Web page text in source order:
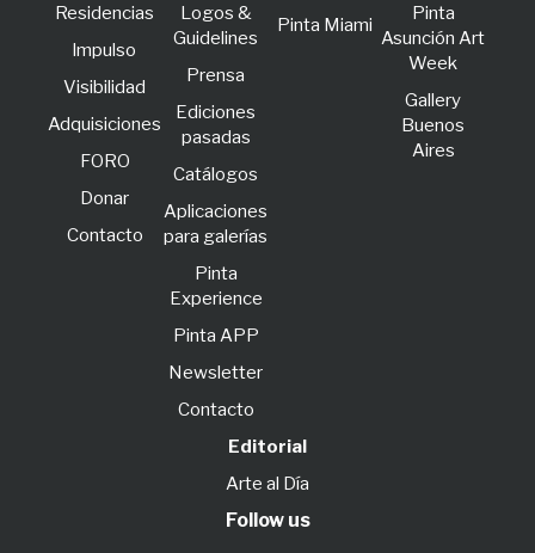
Residencias
lmpulso
Visibilidad
Adquisiciones
FORO
Donar
Contacto
Logos &
Guidelines
Prensa
Ediciones
pasadas
Catálogos
Aplicaciones
para galerías
Pinta
Experience
Pinta APP
Newsletter
Contacto
Pinta Miami
Pinta
Asunción Art
Week
Gallery
Buenos
Aires
Editorial
Arte al Día
Follow us